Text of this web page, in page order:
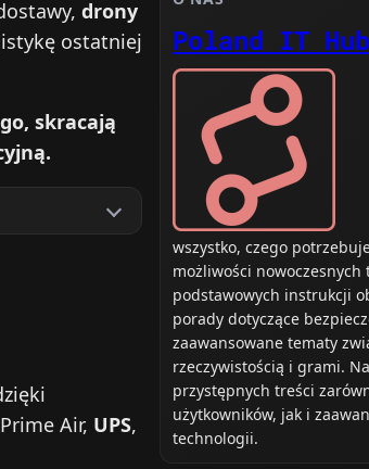
drony
ostatniej
skracają
Air, UPS,
Poland IT Hub
wszystko, czego
możliwości nowoczesnych
podstawowych instrukcji
porady dotyczące
zaawansowane tematy
rzeczywistością i grami.
przystępnych treści
użytkowników, jak i
technologii.